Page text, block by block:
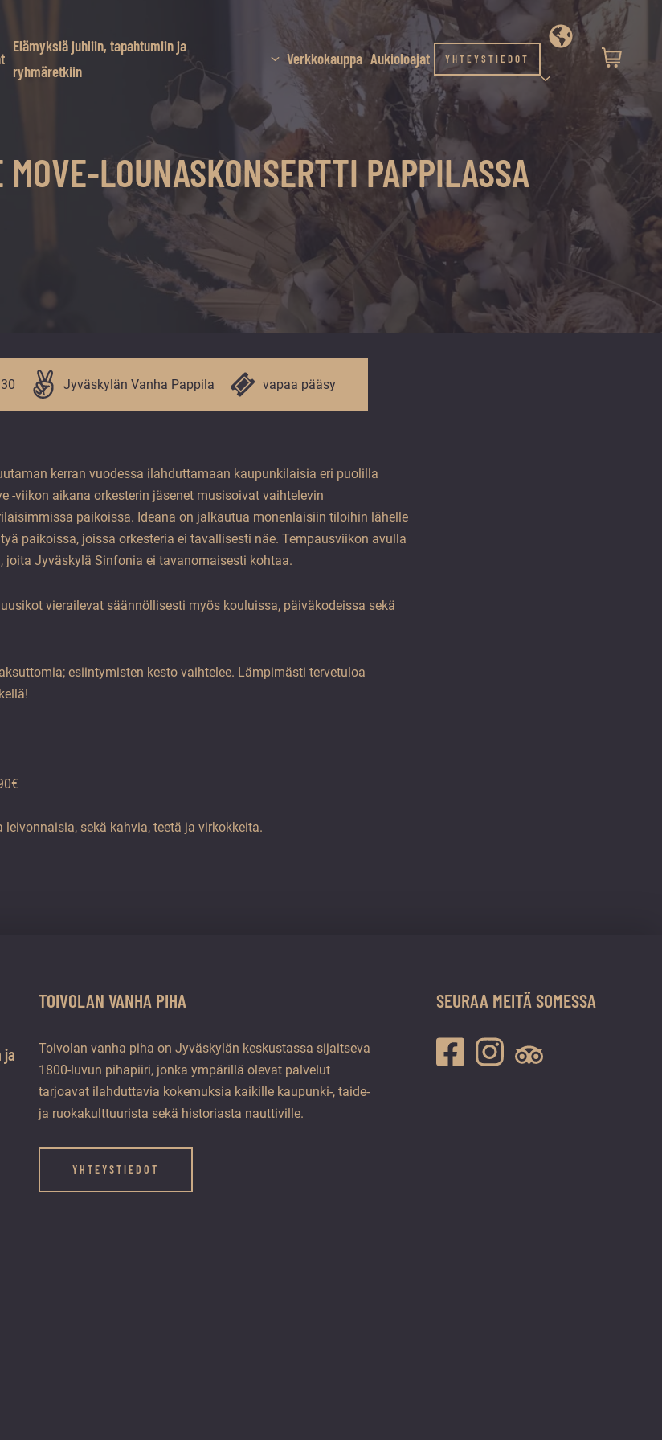
Elämyksiä juhliin, tapahtumiin ja
ryhmäretkiin
Verkkokauppa Aukioloajat YHTEYSTIEDOT
LOUNASKONSERTTI PAPPILASSA
Jyväskylän Vanha Pappila vapaa pääsy
kerran vuodessa ilahduttamaan kaupunkilaisia eri puolilla
-viikon aikana orkesterin jäsenet musisoivat vaihtelevin
paikoissa. Ideana on jalkautua monenlaisiin tiloihin lähelle
paikoissa, joissa orkesteria ei tavallisesti näe. Tempausviikon avulla
Jyväskylä Sinfonia ei tavanomaisesti kohtaa.
vierailevat säännöllisesti myös kouluissa, päiväkodeissa sekä
esiintymisten kesto vaihtelee. Lämpimästi tervetuloa
sekä kahvia, teetä ja virkokkeita.
ja
TOIVOLAN VANHA PIHA
Toivolan vanha piha on Jyväskylän keskustassa sijaitseva
1800-luvun pihapiiri, jonka ympärillä olevat palvelut
tarjoavat ilahduttavia kokemuksia kaikille kaupunki-, taide-
ja ruokakulttuurista sekä historiasta nauttiville.
YHTEYSTIEDOT
SEURAA MEITÄ SOMESSA